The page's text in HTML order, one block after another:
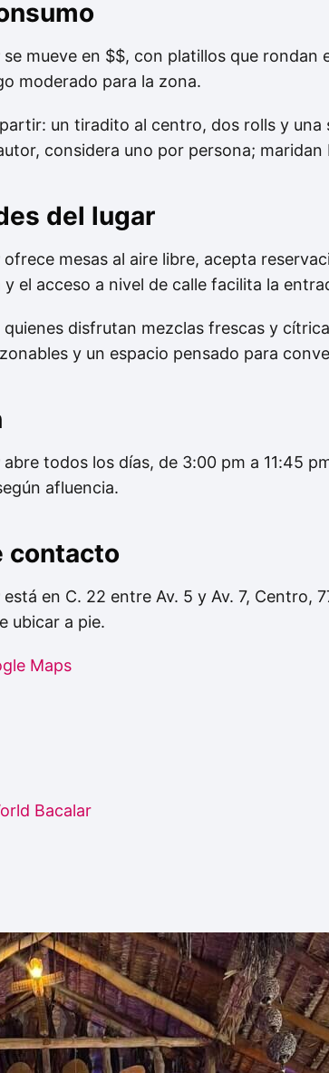
se mueve en $$, con platillos que rondan
moderado para la zona.
un tiradito al centro, dos rolls y una
considera uno por persona;
del lugar
ofrece mesas al aire libre, acepta
el acceso a nivel de calle facilita la
disfrutan mezclas frescas y
y un espacio pensado para
abre todos los días, de 3:00 pm a 11:45
afluencia.
contacto
está en C. 22 entre Av. 5 y Av. 7, Centro,
ubicar a pie.
Maps
Bacalar